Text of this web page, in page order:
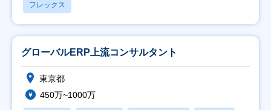
フレックス
グローバルERP上流コンサルタント
東京都
450万~1000万